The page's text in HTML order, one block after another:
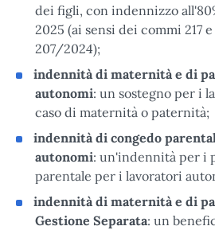
dei figli, con indennizzo
2025 (ai sensi dei commi 217
207/2024);
indennità di maternità e di
autonomi: un sostegno per i
caso di maternità o paternità;
indennità di congedo
autonomi: un'indennità per i
parentale per i lavoratori
indennità di maternità e di
Gestione Separata: un